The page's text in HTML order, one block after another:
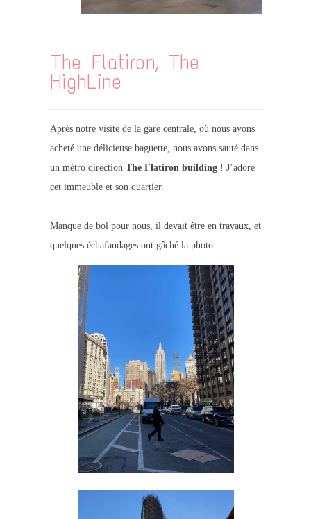
The Flatiron, The
HighLine
Après notre visite de la gare centrale, où nous avons
acheté une délicieuse baguette, nous avons sauté dans
un métro direction The Flatiron building! J’adore
cet immeuble et son quartier.
Manque de bol pour nous, il devait être en travaux, et
quelques échafaudages ont gâché la photo.